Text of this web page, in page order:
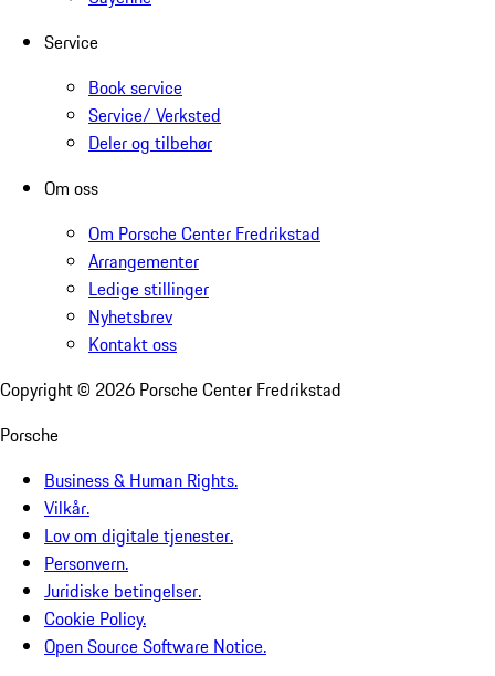
Service
Book service
Service/ Verksted
Deler og tilbehør
Om oss
Om Porsche Center Fredrikstad
Arrangementer
Ledige stillinger
Nyhetsbrev
Kontakt oss
Copyright © 2026 Porsche Center Fredrikstad
Porsche
Business & Human Rights.
Vilkår.
Lov om digitale tjenester.
Personvern.
Juridiske betingelser.
Cookie Policy.
Open Source Software Notice.